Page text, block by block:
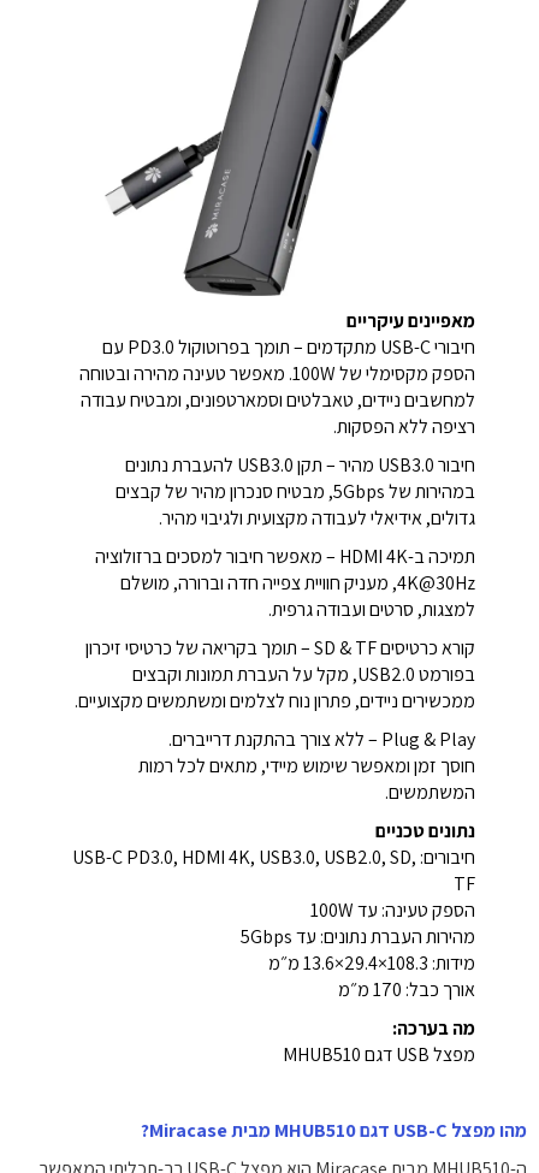
מאפיינים עיקריים
חיבורי USB-C מתקדמים – תומך בפרוטוקול PD3.0 עם
הספק מקסימלי של 100W. מאפשר טעינה מהירה ובטוחה
למחשבים ניידים, טאבלטים וסמארטפונים, ומבטיח עבודה
רציפה ללא הפסקות.
חיבור USB3.0 מהיר – תקן USB3.0 להעברת נתונים
במהירות של 5Gbps, מבטיח סנכרון מהיר של קבצים
גדולים, אידיאלי לעבודה מקצועית ולגיבוי מהיר.
תמיכה ב-HDMI 4K – מאפשר חיבור למסכים ברזולוציה
4K@30Hz, מעניק חוויית צפייה חדה וברורה, מושלם
למצגות, סרטים ועבודה גרפית.
קורא כרטיסים SD & TF – תומך בקריאה של כרטיסי זיכרון
בפורמט USB2.0, מקל על העברת תמונות וקבצים
ממכשירים ניידים, פתרון נוח לצלמים ומשתמשים מקצועיים.
Plug & Play – ללא צורך בהתקנת דרייברים.
חוסך זמן ומאפשר שימוש מיידי, מתאים לכל רמות
המשתמשים.
נתונים טכניים
חיבורים: USB-C PD3.0, HDMI 4K, USB3.0, USB2.0, SD,
TF
הספק טעינה: עד 100W
מהירות העברת נתונים: עד 5Gbps
מידות: 108.3×29.4×13.6 מ״מ
אורך כבל: 170 מ״מ
מה בערכה:
מפצל USB דגם MHUB510
מהו מפצל USB-C דגם MHUB510 מבית Miracase?